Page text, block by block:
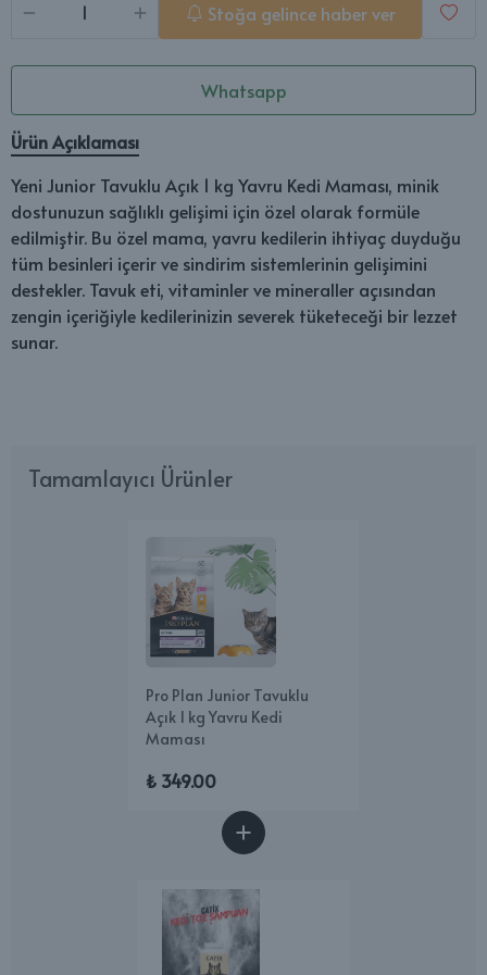
Stoğa gelince haber ver
Whatsapp
Ürün Açıklaması
Yeni Junior Tavuklu Açık 1 kg Yavru Kedi Maması, minik
dostunuzun sağlıklı gelişimi için özel olarak formüle
edilmiştir. Bu özel mama, yavru kedilerin ihtiyaç duyduğu
tüm besinleri içerir ve sindirim sistemlerinin gelişimini
destekler. Tavuk eti, vitaminler ve mineraller açısından
zengin içeriğiyle kedilerinizin severek tüketeceği bir lezzet
sunar.
Tamamlayıcı Ürünler
Pro Plan Junior Tavuklu
Açık 1 kg Yavru Kedi
Maması
₺ 349.00